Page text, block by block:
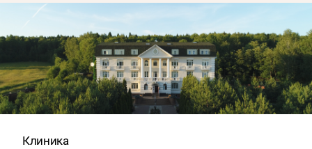
Клиника